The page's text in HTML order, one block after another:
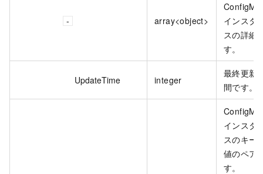
array<object>
インスタ
スの詳細
す。
UpdateTime integer
最終更新
間です。
インスタ
スのキー
値のペア
す。